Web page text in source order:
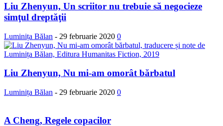
Liu Zhenyun, Un scriitor nu trebuie să negocieze
simţul dreptăţii
Luminița Bălan - 29 februarie 2020 0
Liu Zhenyun, Nu mi-am omorât bărbatul
Luminița Bălan - 29 februarie 2020 0
A Cheng, Regele copacilor